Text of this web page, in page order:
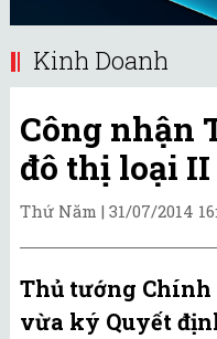
Kinh Doanh
Công nhận
đô thị loại II
Thứ Năm | 31/07/2014
Thủ tướng Chính
vừa ký Quyết